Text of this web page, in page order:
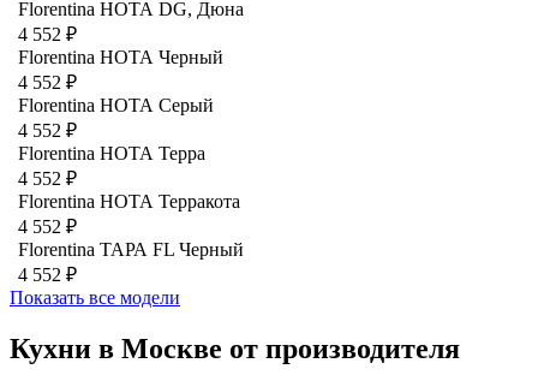
Florentina НОТА DG, Дюна
4 552 ₽
Florentina НОТА Черный
4 552 ₽
Florentina НОТА Серый
4 552 ₽
Florentina НОТА Терра
4 552 ₽
Florentina НОТА Терракота
4 552 ₽
Florentina ТАРА FL Черный
4 552 ₽
Показать все модели
Кухни в Москве от производителя